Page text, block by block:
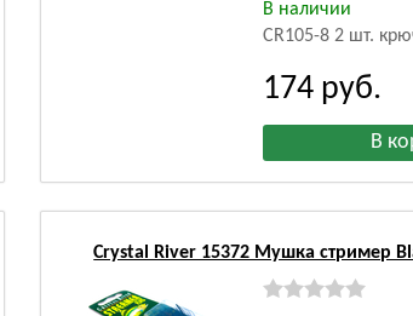
В наличии
CR105-8 2 шт.
174 руб.
Crystal River 15372 Мушка стример